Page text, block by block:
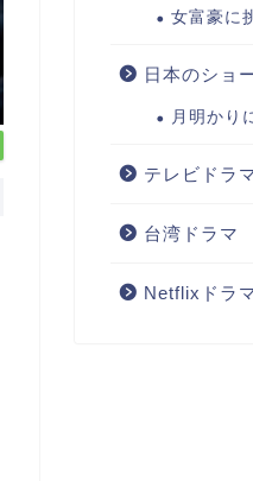
女富豪に
日本のショ
月明かり
テレビドラ
台湾ドラマ
Netflixドラ